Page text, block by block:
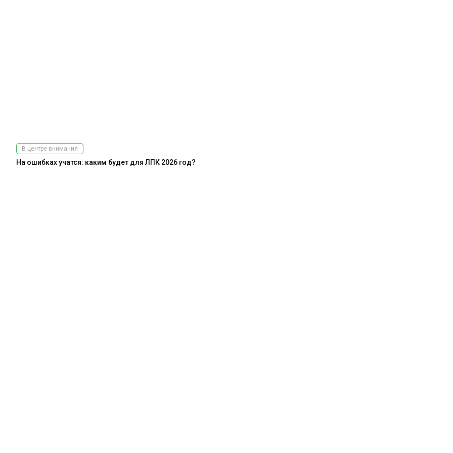
В центре внимания
На ошибках учатся: каким будет для ЛПК 2026 год?